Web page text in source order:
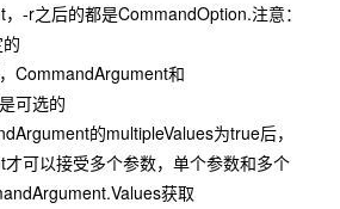
-r之后的都是CommandOption.注意：
CommandArgument和
可选的
的multipleValues为true后，
可以接受多个参数，单个参数和多个
获取